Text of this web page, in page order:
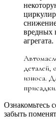
вредных
агрегата.
деталей,
износа.
присадки.
Ознакомьтесь
забыть